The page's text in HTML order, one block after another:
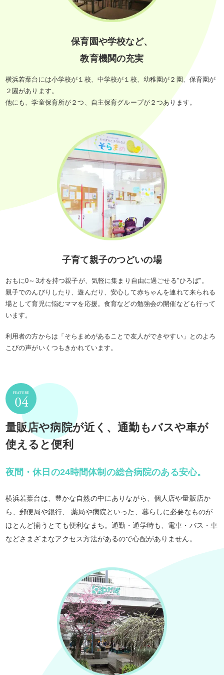
保育園や学校など、
教育機関の充実
横浜若葉台には小学校が１校、中学校が１校、幼稚園が２園、保育園が
２園があります。
他にも、学童保育所が２つ、自主保育グループが２つあります。
子育て親子のつどいの場
おもに0～3才を持つ親子が、気軽に集まり自由に過ごせる"ひろば"。
親子でのんびりしたり、遊んだり、安心して赤ちゃんを連れて来られる
場として育児に悩むママを応援。食育などの勉強会の開催なども行って
います。
利用者の方からは「そらまめがあることで友人ができやすい」とのよろ
こびの声がいくつもきかれています。
量販店や病院が近く、通勤もバスや車が
使えると便利
夜間・休日の24時間体制の総合病院のある安心。
横浜若葉台は、豊かな自然の中にありながら、個人店や量販店か
ら、郵便局や銀行、 薬局や病院といった、暮らしに必要なものが
ほとんど揃うとても便利なまち。通勤・通学時も、電車・バス・車
などさまざまなアクセス方法があるので心配がありません。